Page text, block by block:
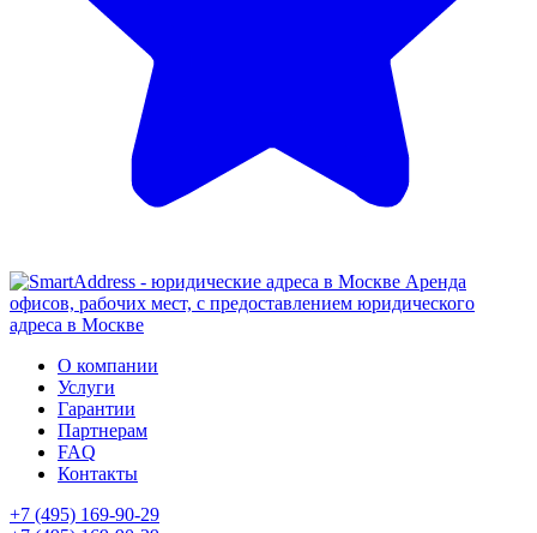
Аренда
офисов, рабочих мест, с предоставлением юридического
адреса в Москве
О компании
Услуги
Гарантии
Партнерам
FAQ
Контакты
+7 (495) 169-90-29